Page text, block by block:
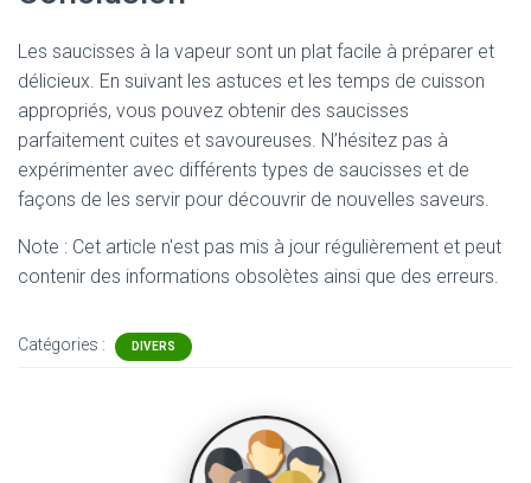
Les saucisses à la vapeur sont un plat facile à préparer et
délicieux. En suivant les astuces et les temps de cuisson
appropriés, vous pouvez obtenir des saucisses
parfaitement cuites et savoureuses. N’hésitez pas à
expérimenter avec différents types de saucisses et de
façons de les servir pour découvrir de nouvelles saveurs.
Note : Cet article n'est pas mis à jour régulièrement et peut
contenir des informations obsolètes ainsi que des erreurs.
Catégories : DIVERS